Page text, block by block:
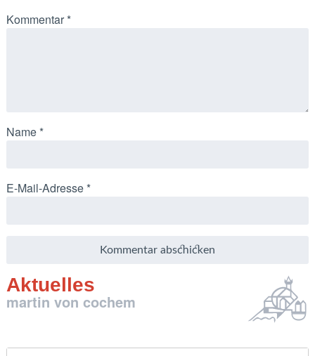
Kommentar *
Name *
E-Mail-Adresse *
Aktuelles
martin von cochem